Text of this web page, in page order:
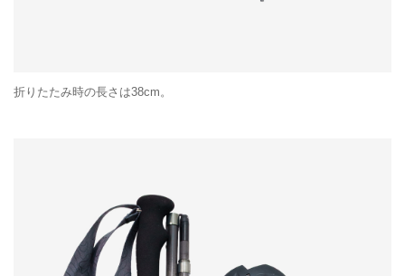
折りたたみ時の長さは38cm。